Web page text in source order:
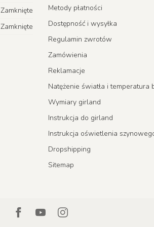
Zamknięte
Zamknięte
Metody płatności
Dostępność i wysyłka
Regulamin zwrotów
Zamówienia
Reklamacje
Natężenie światła i temperatura
Wymiary girland
Instrukcja do girland
Instrukcja oświetlenia
Dropshipping
Sitemap